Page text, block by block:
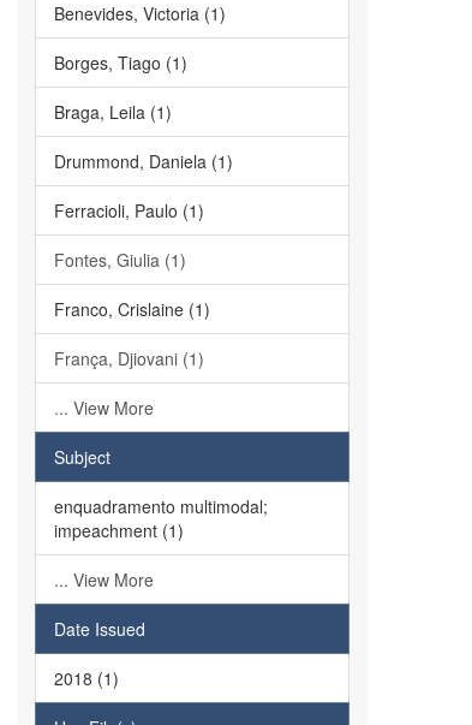
Benevides, Victoria (1)
Borges, Tiago (1)
Braga, Leila (1)
Drummond, Daniela (1)
Ferracioli, Paulo (1)
Fontes, Giulia (1)
Franco, Crislaine (1)
França, Djiovani (1)
... View More
Subject
enquadramento multimodal;
impeachment (1)
... View More
Date Issued
2018 (1)